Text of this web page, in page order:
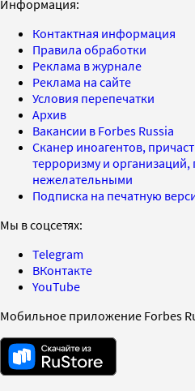
Информация:
Контактная информация
Правила обработки
Реклама в журнале
Реклама на сайте
Условия перепечатки
Архив
Вакансии в Forbes Russia
Сканер иноагентов,
терроризму и
нежелательными
Подписка на печатную
Мы в соцсетях:
Telegram
ВКонтакте
YouTube
Мобильное приложение Forbes